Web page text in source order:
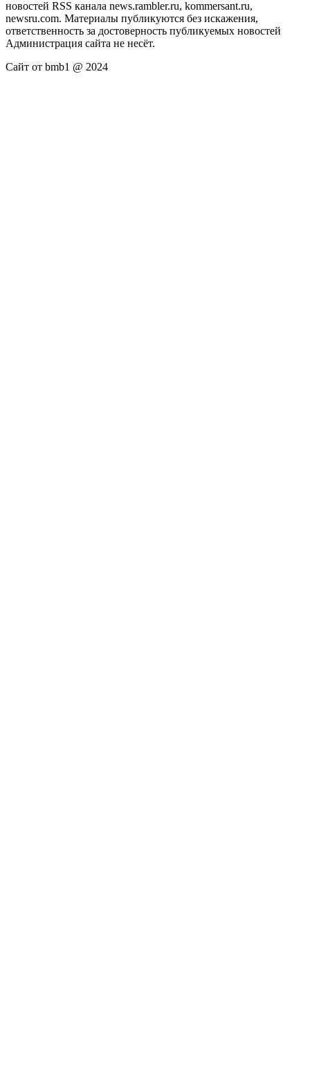
новостей RSS канала news.rambler.ru, kommersant.ru,
newsru.com. Материалы публикуются без искажения,
ответственность за достоверность публикуемых новостей
Администрация сайта не несёт.
Сайт от bmb1 @ 2024